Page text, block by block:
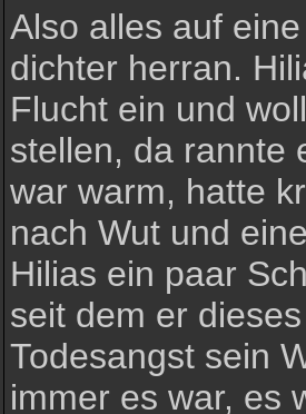
Also alles auf
dichter herran.
Flucht ein und
stellen, da rannte
war warm, hatte
nach Wut und
Hilias ein paar
seit dem er
Todesangst sein
immer es war, es